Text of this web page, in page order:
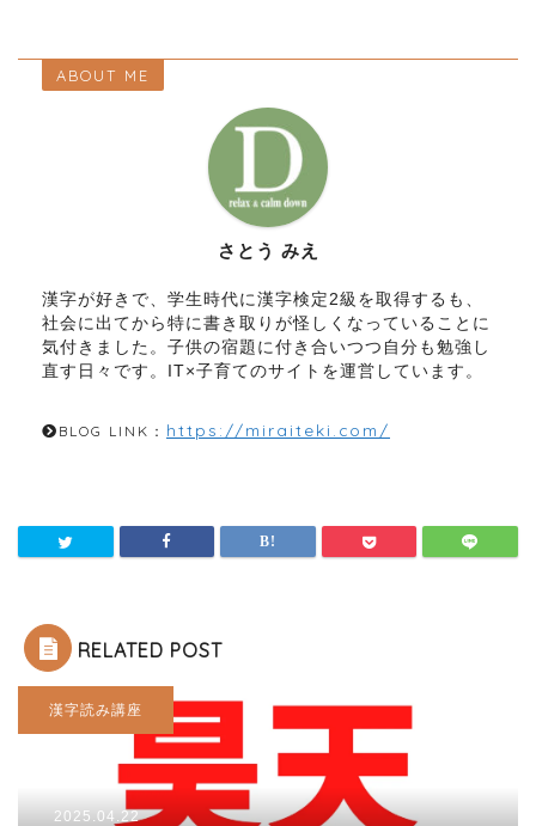
ABOUT ME
さとう みえ
漢字が好きで、学生時代に漢字検定2級を取得するも、
社会に出てから特に書き取りが怪しくなっていることに
気付きました。子供の宿題に付き合いつつ自分も勉強し
直す日々です。IT×子育てのサイトを運営しています。
BLOG LINK： https://miraiteki.com/
RELATED POST
漢字読み講座
2025.04.22